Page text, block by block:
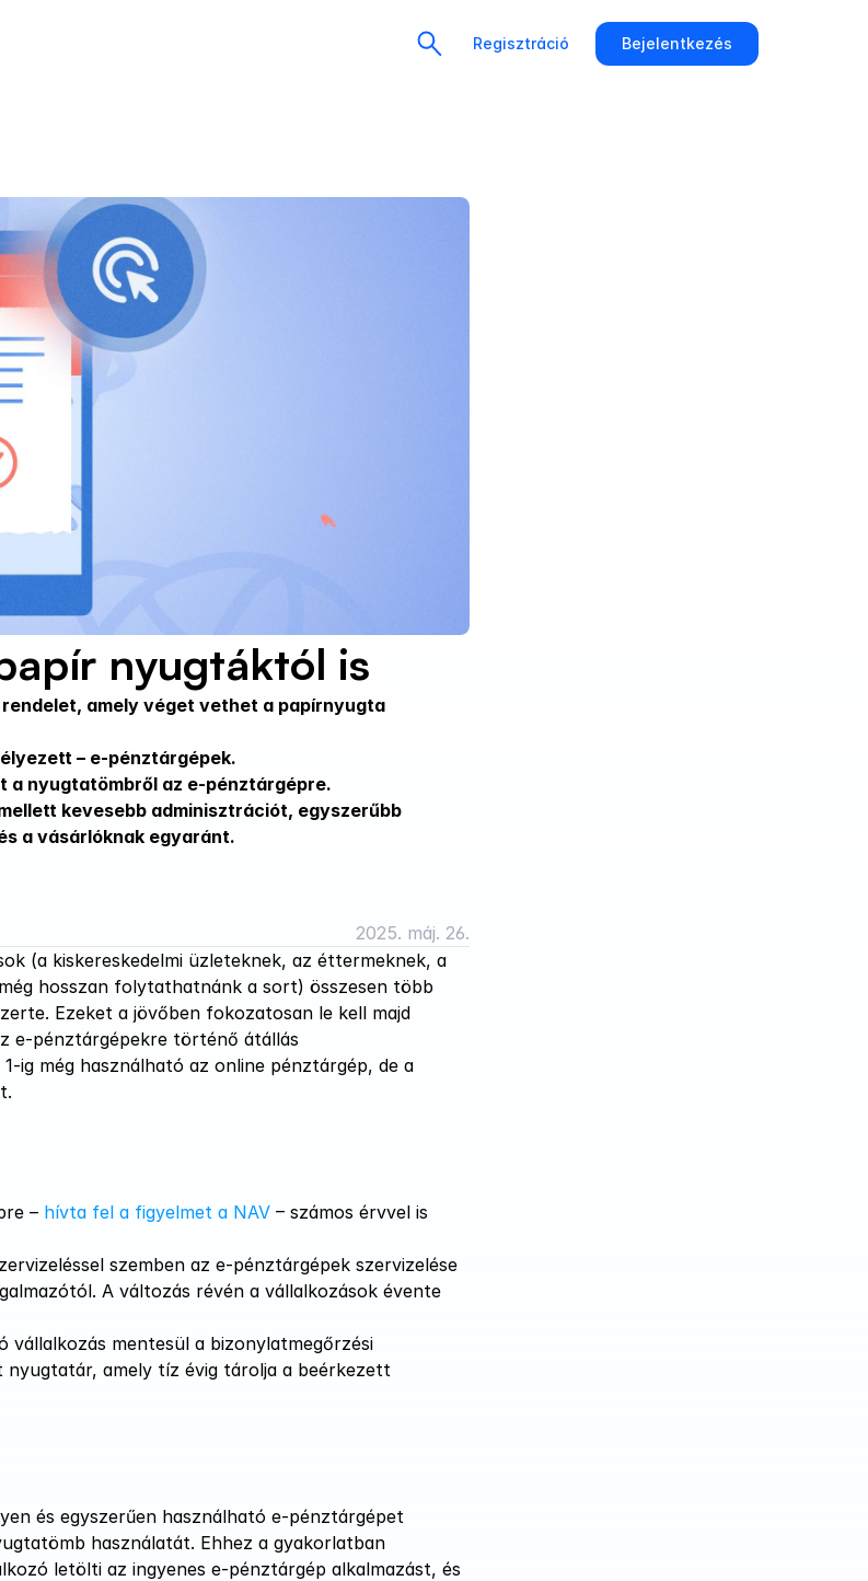
Regisztráció Bejelentkezés
nyugtáktól is
amely véget vethet a papírnyugta
– e-pénztárgépek.
a nyugtatömbről az e-pénztárgépre.
kevesebb adminisztrációt, egyszerűbb
a vásárlóknak egyaránt.
2025. máj. 26.
(a kiskereskedelmi üzleteknek, az éttermeknek, a
hosszan folytathatnánk a sort) összesen több
Ezeket a jövőben fokozatosan le kell majd
e-pénztárgépekre történő átállás
ig még használható az online pénztárgép, de a
– hívta fel a figyelmet a NAV – számos érvvel is
szemben az e-pénztárgépek szervizelése
A változás révén a vállalkozások évente
mentesül a bizonylatmegőrzési
amely tíz évig tárolja a beérkezett
és egyszerűen használható e-pénztárgépet
használatát. Ehhez a gyakorlatban
letölti az ingyenes e-pénztárgép alkalmazást, és